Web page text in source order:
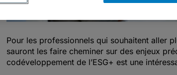
Pour les professionnels qui souhaitent aller
sauront les faire cheminer sur des enjeux
codéveloppement de l’ESG+ est une